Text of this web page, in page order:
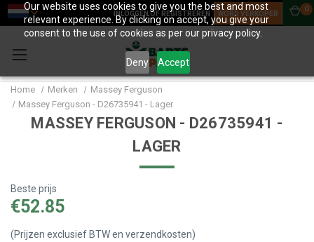
Our website uses cookies to give you the best and most
relevant experience. By clicking on accept, you give your
consent to the use of cookies as per our privacy policy.
Deny Accept
INLOGGEN OF REGISTREREN WORD VERKOPER
0
Home Merken
Massey Ferguson
Massey Ferguson - D26735941 - Lager
MASSEY FERGUSON - D26735941 -
LAGER
Beste prijs
€52.85
(Prijzen exclusief BTW en verzendkosten)